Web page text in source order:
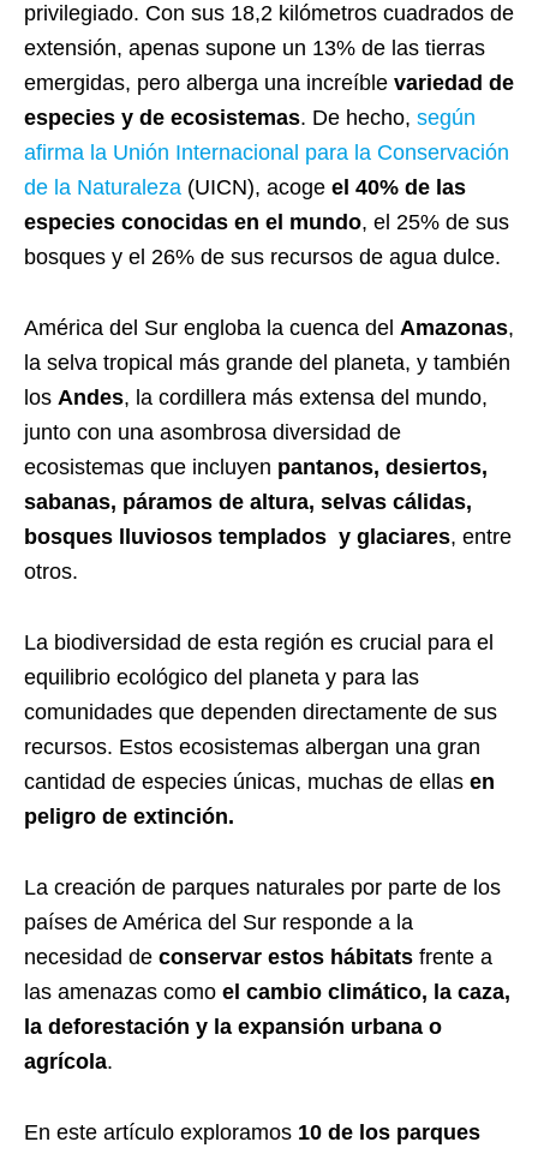
privilegiado. Con sus 18,2 kilómetros cuadrados de
extensión, apenas supone un 13% de las tierras
emergidas, pero alberga una increíble variedad de
especies y de ecosistemas. De hecho, según
afirma la Unión Internacional para la Conservación
de la Naturaleza (UICN), acoge el 40% de las
especies conocidas en el mundo, el 25% de sus
bosques y el 26% de sus recursos de agua dulce.
América del Sur engloba la cuenca del Amazonas,
la selva tropical más grande del planeta, y también
los Andes, la cordillera más extensa del mundo,
junto con una asombrosa diversidad de
ecosistemas que incluyen pantanos, desiertos,
sabanas, páramos de altura, selvas cálidas,
bosques lluviosos templados y glaciares, entre
otros.
La biodiversidad de esta región es crucial para el
equilibrio ecológico del planeta y para las
comunidades que dependen directamente de sus
recursos. Estos ecosistemas albergan una gran
cantidad de especies únicas, muchas de ellas en
peligro de extinción.
La creación de parques naturales por parte de los
países de América del Sur responde a la
necesidad de conservar estos hábitats frente a
las amenazas como el cambio climático, la caza,
la deforestación y la expansión urbana o
agrícola.
En este artículo exploramos 10 de los parques